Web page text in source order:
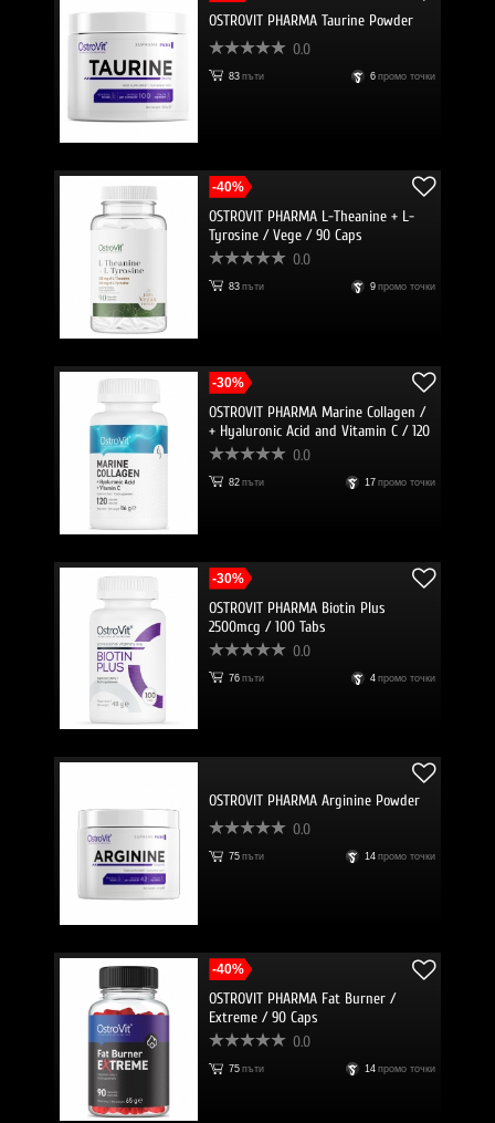
OSTROVIT PHARMA Taurine Powder
0.0
83 пъти 6 промо точки
-40%
OSTROVIT PHARMA L-Theanine + L-
Tyrosine / Vege / 90 Caps
0.0
83 пъти 9 промо точки
-30%
OSTROVIT PHARMA Marine Collagen /
+ Hyaluronic Acid and Vitamin C / 120
Caps
0.0
82 пъти 17 промо точки
-30%
OSTROVIT PHARMA Biotin Plus
2500mcg / 100 Tabs
0.0
76 пъти 4 промо точки
OSTROVIT PHARMA Arginine Powder
0.0
75 пъти 14 промо точки
-40%
OSTROVIT PHARMA Fat Burner /
Extreme / 90 Caps
0.0
75 пъти 14 промо точки